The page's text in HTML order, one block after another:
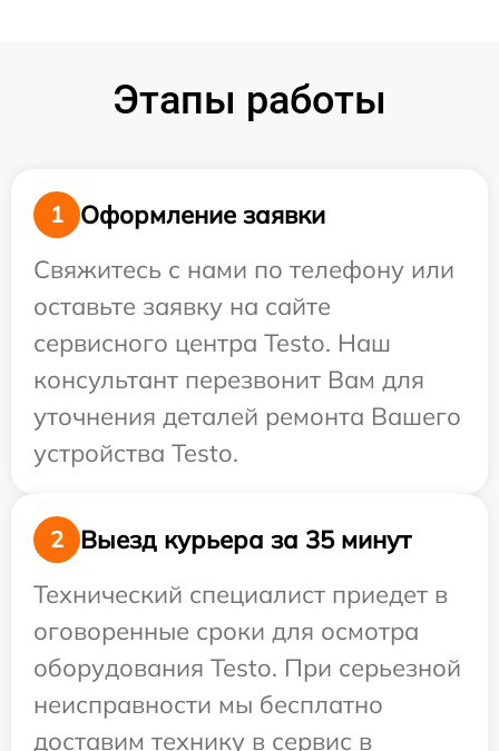
Этапы работы
1
Оформление заявки
Свяжитесь с нами по телефону или
оставьте заявку на сайте
сервисного центра Testo. Наш
консультант перезвонит Вам для
уточнения деталей ремонта Вашего
устройства Testo.
2
Выезд курьера за 35 минут
Технический специалист приедет в
оговоренные сроки для осмотра
оборудования Testo. При серьезной
неисправности мы бесплатно
доставим технику в сервис в